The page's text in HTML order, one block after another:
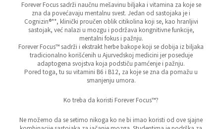
Forever Focus sadrži naučnu mešavinu biljaka i vitamina za koje se
zna da povećavaju mentalnu svest. Jedan od sastojaka je i
Cognizin®**, klinički proučen oblik citikolina koji se, kao hranljivi
sastojak, već nalazi u mozgu i podržava kongnitivne funkcije,
mentalni fokus i pažnju.
Forever Focus™ sadrži i ekstrakt herbe bakope koji se dobija iz biljaka
tradicionalno korišćenih u Ajurvedskoj medicini jer poseduje
adaptogena svojstva koja podstiču pamćenje i pažnju.
Pored toga, tu su vitamini B6 i B12, za koje se zna da pomažu u
smanjenju umora.
Ko treba da koristi Forever Focus™?
Ne možemo da se setimo nikoga ko ne bi imao koristi od ove sjajne